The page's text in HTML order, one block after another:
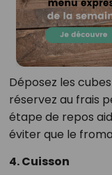
Déposez les
réservez au frais
étape de repos
éviter que le
4. Cuisson